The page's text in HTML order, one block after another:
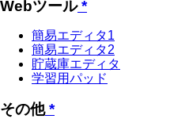
Webツール*
簡易エディタ1
簡易エディタ2
貯蔵庫エディタ
学習用パッド
その他*